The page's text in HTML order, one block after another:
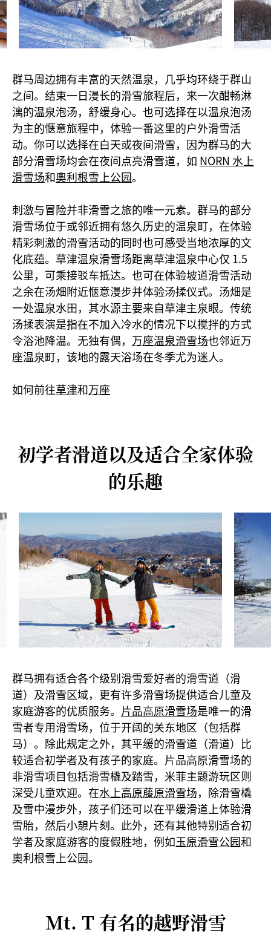
群马周边拥有丰富的天然温泉，几乎均环绕于群山
之间。结束一日漫长的滑雪旅程后，来一次酣畅淋
漓的温泉泡汤，舒缓身心。也可选择在以温泉泡汤
为主的惬意旅程中，体验一番这里的户外滑雪活
动。你可以选择在白天或夜间滑雪，因为群马的大
部分滑雪场均会在夜间点亮滑雪道，如 NORN 水上
滑雪场和奧利根雪上公园。
刺激与冒险并非滑雪之旅的唯一元素。群马的部分
滑雪场位于或邻近拥有悠久历史的温泉町，在体验
精彩刺激的滑雪活动的同时也可感受当地浓厚的文
化底蕴。草津温泉滑雪场距离草津温泉中心仅 1.5
公里，可乘接驳车抵达。也可在体验坡道滑雪活动
之余在汤畑附近惬意漫步并体验汤揉仪式。汤畑是
一处温泉水田，其水源主要来自草津主泉眼。传统
汤揉表演是指在不加入冷水的情况下以搅拌的方式
令浴池降温。无独有偶， 万座温泉滑雪场也邻近万
座温泉町，该地的露天浴场在冬季尤为迷人。
如何前往草津和万座
初学者滑道以及适合全家体验
的乐趣
群马拥有适合各个级别滑雪爱好者的滑雪道（滑
道）及滑雪区域，更有许多滑雪场提供适合儿童及
家庭游客的优质服务。 片品高原滑雪场是唯一的滑
雪者专用滑雪场，位于开阔的关东地区（包括群
马）。除此规定之外，其平缓的滑雪道（滑道）比
较适合初学者及有孩子的家庭。片品高原滑雪场的
非滑雪项目包括滑雪橇及踏雪，米菲主题游玩区则
深受儿童欢迎。在水上高原藤原滑雪场，除滑雪橇
及雪中漫步外，孩子们还可以在平缓滑道上体验滑
雪胎，然后小憩片刻。此外，还有其他特别适合初
学者及家庭游客的度假胜地，例如玉原滑雪公园和
奧利根雪上公园。
Mt. T 有名的越野滑雪